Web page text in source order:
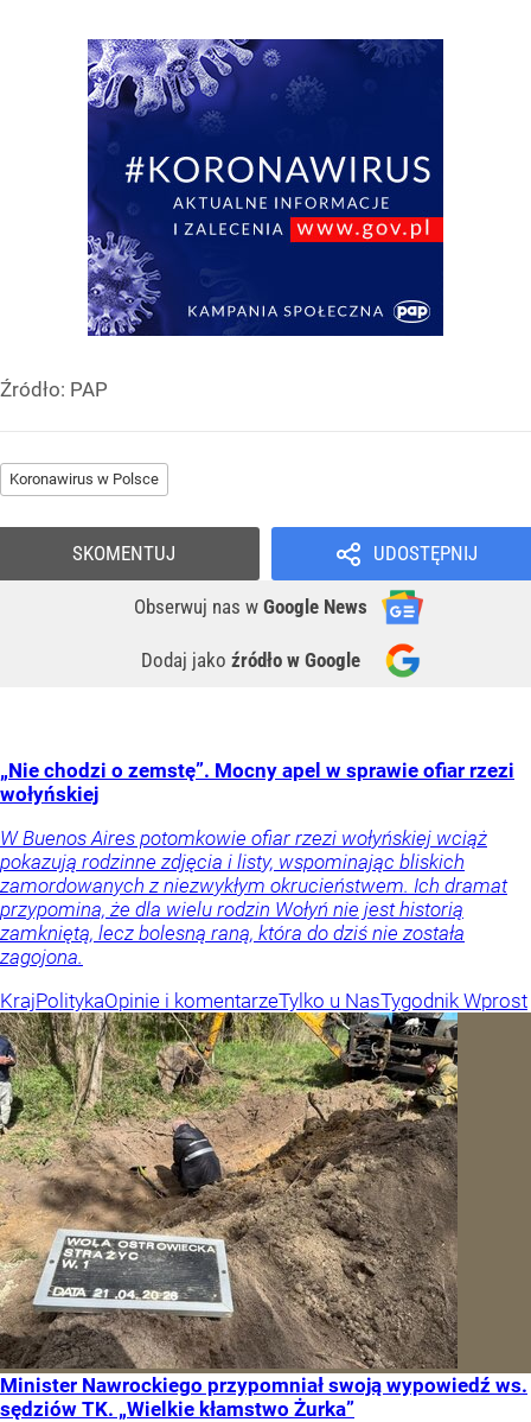
Źródło: PAP
Koronawirus w Polsce
UDOSTĘPNIJ
Obserwuj nas w Google News
Dodaj jako źródło w Google
SKOMENTUJ
„Nie chodzi o zemstę”. Mocny apel w sprawie ofiar rzezi
wołyńskiej
W Buenos Aires potomkowie ofiar rzezi wołyńskiej wciąż
pokazują rodzinne zdjęcia i listy, wspominając bliskich
zamordowanych z niezwykłym okrucieństwem. Ich dramat
przypomina, że dla wielu rodzin Wołyń nie jest historią
zamkniętą, lecz bolesną raną, która do dziś nie została
zagojona.
KrajPolitykaOpinie i komentarzeTylko u NasTygodnik Wprost
Minister Nawrockiego przypomniał swoją wypowiedź ws.
sędziów TK. „Wielkie kłamstwo Żurka”